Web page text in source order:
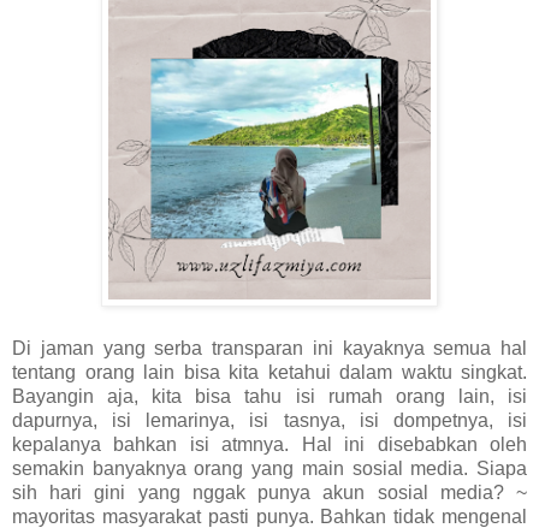
Di jaman yang serba transparan ini kayaknya semua hal
tentang orang lain bisa kita ketahui dalam waktu singkat.
Bayangin aja, kita bisa tahu isi rumah orang lain, isi
dapurnya, isi lemarinya, isi tasnya, isi dompetnya, isi
kepalanya bahkan isi atmnya. Hal ini disebabkan oleh
semakin banyaknya orang yang main sosial media. Siapa
sih hari gini yang nggak punya akun sosial media? ~
mayoritas masyarakat pasti punya. Bahkan tidak mengenal